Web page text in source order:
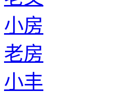
小房
老房
小丰